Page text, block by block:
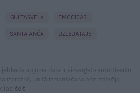
GULTASVEĻA EMOCIJAS
SANTA ANČA DZIEDĀTĀJS
apjoma daļa ir aizsargāts autortiesību
izpratnē, un tā izmantošana bez izdevēja
lasi šeit